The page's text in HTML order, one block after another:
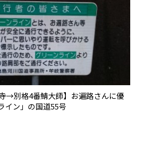
寺→別格4番鯖大師】お遍路さんに優
イン」の国道55号